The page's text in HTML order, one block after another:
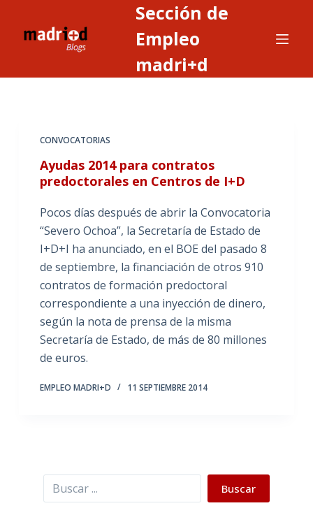
Sección de
Empleo
madri+d
CONVOCATORIAS
Ayudas 2014 para contratos
predoctorales en Centros de I+D
Pocos días después de abrir la Convocatoria
“Severo Ochoa”, la Secretaría de Estado de
I+D+I ha anunciado, en el BOE del pasado 8
de septiembre, la financiación de otros 910
contratos de formación predoctoral
correspondiente a una inyección de dinero,
según la nota de prensa de la misma
Secretaría de Estado, de más de 80 millones
de euros.
EMPLEO MADRI+D 11 SEPTIEMBRE 2014
Buscar Buscar